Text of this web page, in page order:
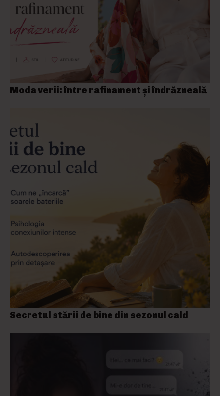
Moda verii: între rafinament și îndrăzneală
Secretul stării de bine din sezonul cald